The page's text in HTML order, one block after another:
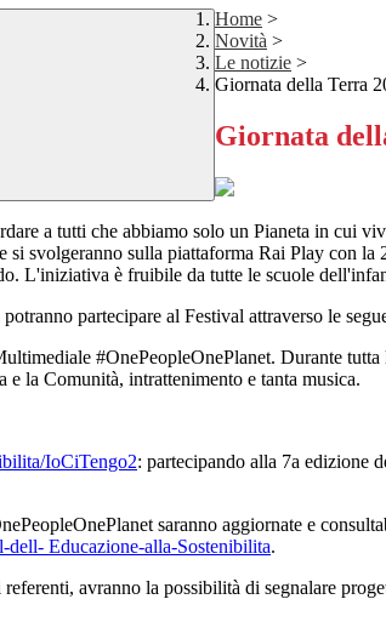
Home >
Novità >
Le notizie >
Giornata della Terra
Giornata
a tutti che abbiamo solo un Pianeta in cui
svolgeranno sulla piattaforma Rai Play con
L'iniziativa è fruibile da tutte le scuole
partecipare al Festival attraverso le
#OnePeopleOnePlanet. Durante
la Comunità, intrattenimento e tanta musica.
IoCiTengo2: partecipando alla 7a edizione
saranno aggiornate e
Educazione-alla-Sostenibilita.
avranno la possibilità di segnalare